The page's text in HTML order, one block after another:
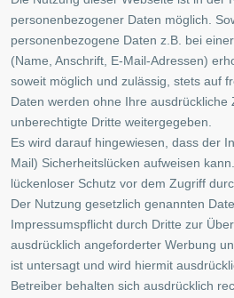
personenbezogener Daten möglich.
personenbezogene Daten z.B. bei
(Name, Anschrift, E-Mail-Adressen)
soweit möglich und zulässig, stets auf
Daten werden ohne Ihre ausdrückliche
unberechtigte Dritte weitergegeben.
Es wird darauf hingewiesen, dass der
Mail) Sicherheitslücken aufweisen
lückenloser Schutz vor dem Zugriff
Der Nutzung gesetzlich genannten
Impressumspflicht durch Dritte zur
ausdrücklich angeforderter Werbung
ist untersagt und wird hiermit
Betreiber behalten sich ausdrücklich